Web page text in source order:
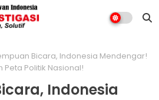
Bicara, Indonesia Mendengar!
Politik Nasional!
Indonesia